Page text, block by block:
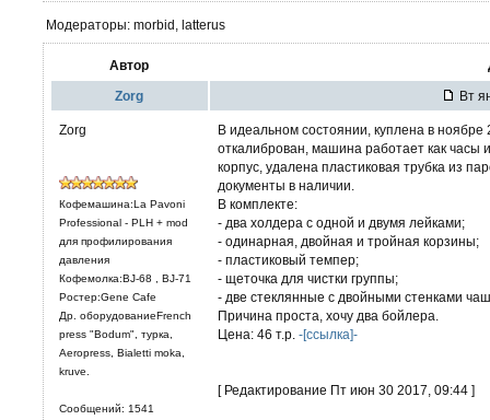
Модераторы: morbid, latterus
Автор
Zorg Вт
Zorg
Кофемашина:La Pavoni
Professional - PLH + mod
для профилирования
давления
Кофемолка:BJ-68 , BJ-71
Ростер:Gene Cafe
Др. оборудованиеFrench
press "Bodum", турка,
Aeropress, Bialetti moka,
kruve.
Сообщений: 1541
В идеальном состоянии, куплена в
откалиброван, машина работает как часы
корпус, удалена пластиковая трубка из
документы в наличии.
В комплекте:
- два холдера с одной и двумя лейками;
- одинарная, двойная и тройная корзины;
- пластиковый темпер;
- щеточка для чистки группы;
- две стеклянные с двойными стенками
Причина проста, хочу два бойлера.
Цена: 46 т.р. -[ссылка]-
[ Редактирование Пт июн 30 2017, 09:44 ]